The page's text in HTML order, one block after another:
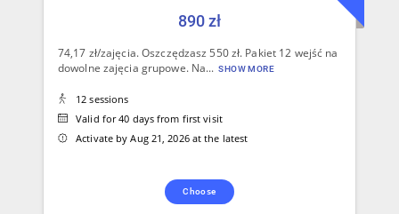
890 zł
74,17 zł/zajęcia. Oszczędzasz 550 zł. Pakiet 12 wejść na
dowolne zajęcia grupowe. Na... SHOW MORE
12 sessions
Valid for 40 days from first visit
Activate by Aug 21, 2026 at the latest
Choose